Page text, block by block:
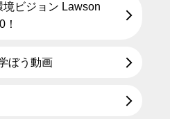
境ビジョン Lawson
ぼう動画